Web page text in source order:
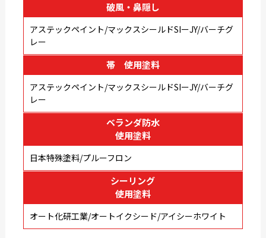
破風・鼻隠し
アステックペイント/マックスシールドSIーJY/バーチグ
レー
帯 使用塗料
アステックペイント/マックスシールドSIーJY/バーチグ
レー
ベランダ防水
使用塗料
日本特殊塗料/プルーフロン
シーリング
使用塗料
オート化研工業/オートイクシード/アイシーホワイト